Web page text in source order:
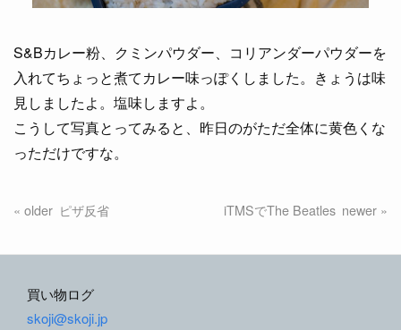
S&Bカレー粉、クミンパウダー、コリアンダーパウダーを
入れてちょっと煮てカレー味っぽくしました。きょうは味
見しましたよ。塩味しますよ。
こうして写真とってみると、昨日のがただ全体に黄色くな
っただけですな。
ピザ反省 iTMSでThe Beatles
買い物ログ
skoji@skoji.jp